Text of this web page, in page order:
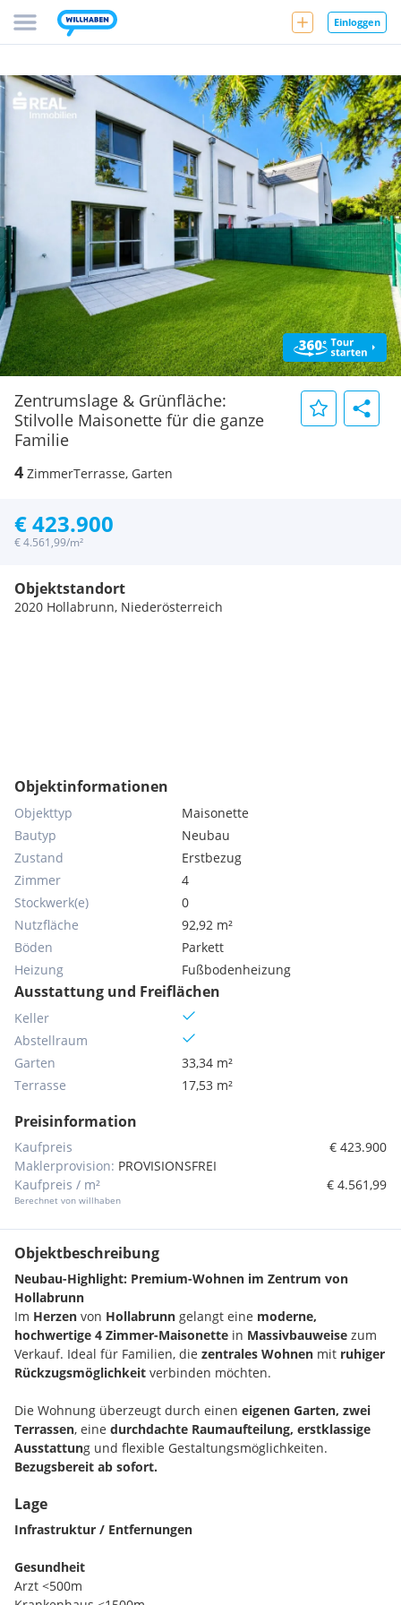
Einloggen
Zentrumslage & Grünfläche:
Stilvolle Maisonette für die ganze
Familie
4 ZimmerTerrasse, Garten
€ 423.900
€ 4.561,99/m²
Objektstandort
2020 Hollabrunn, Niederösterreich
Objektinformationen
Objekttyp
Maisonette
Bautyp
Neubau
Zustand
Erstbezug
Zimmer
4
Stockwerk(e)
0
Nutzfläche
92,92 m²
Böden
Parkett
Heizung
Fußbodenheizung
Ausstattung und Freiflächen
Keller
Abstellraum
Garten
33,34 m²
Terrasse
17,53 m²
Preisinformation
Kaufpreis
€ 423.900
Maklerprovision: PROVISIONSFREI
Kaufpreis / m²
Berechnet von willhaben
€ 4.561,99
Objektbeschreibung
Neubau-Highlight: Premium-Wohnen im Zentrum von
Hollabrunn
Im Herzen von Hollabrunn gelangt eine moderne,
hochwertige 4 Zimmer-Maisonette in Massivbauweise zum
Verkauf. Ideal für Familien, die zentrales Wohnen mit ruhiger
Rückzugsmöglichkeit verbinden möchten.
Die Wohnung überzeugt durch einen eigenen Garten, zwei
Terrassen, eine durchdachte Raumaufteilung, erstklassige
Ausstattung und flexible Gestaltungsmöglichkeiten.
Bezugsbereit ab sofort.
Raumaufteilung Erdgeschoss:
Gäste-WC
heller, weitläufiger
offene Küche und direktem Ausgang auf die
Lage
Infrastruktur / Entfernungen
Gesundheit
Arzt <500m